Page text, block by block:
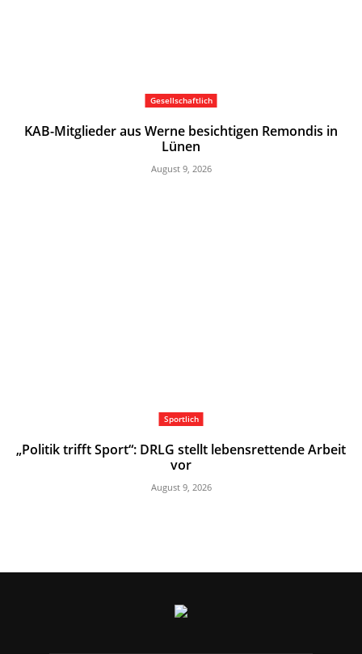
Gesellschaftlich
KAB-Mitglieder aus Werne besichtigen Remondis in
Lünen
August 9, 2026
Sportlich
„Politik trifft Sport“: DRLG stellt lebensrettende Arbeit
vor
August 9, 2026